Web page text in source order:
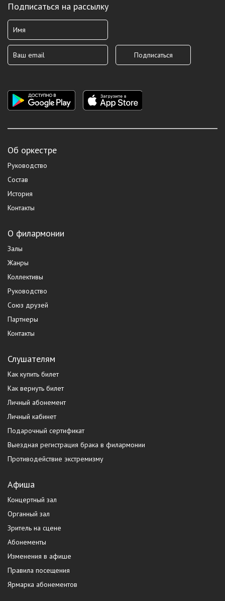
Подписаться на рассылку
Об оркестре
Руководство
Состав
История
Контакты
О филармонии
Залы
Жанры
Коллективы
Руководство
Союз друзей
Партнеры
Контакты
Слушателям
Как купить билет
Как вернуть билет
Личный абонемент
Личный кабинет
Подарочный сертификат
Выездная регистрация брака в филармонии
Противодействие экстремизму
Афиша
Концертный зал
Органный зал
Зритель на сцене
Абонементы
Изменения в афише
Правила посещения
Ярмарка абонементов